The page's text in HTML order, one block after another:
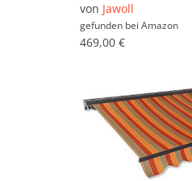
von Jawoll
gefunden bei Amazon
469,00 €